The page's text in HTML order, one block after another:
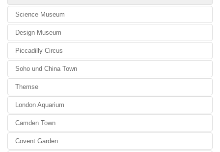
Science Museum
Design Museum
Piccadilly Circus
Soho und China Town
Themse
London Aquarium
Camden Town
Covent Garden